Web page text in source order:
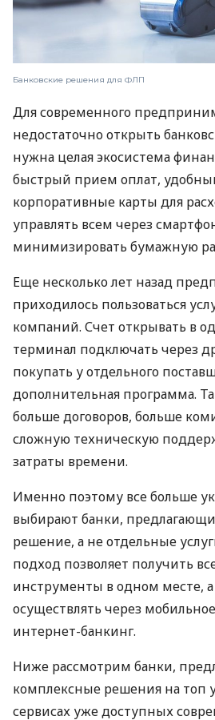
Банковские решения для ФЛП
Для современного
недостаточно открыть
нужна целая экосистема
быстрый прием оплат,
корпоративные карты для
управлять всем через
минимизировать бумажную
Еще несколько лет назад
приходилось пользоваться
компаний. Счет открывать в
терминал подключать через
покупать у отдельного
дополнительная программа.
больше договоров, больше
сложную техническую
затраты времени.
Именно поэтому все больше
выбирают банки,
решение, а не отдельные
подход позволяет получить
инструменты в одном месте,
осуществлять через
интернет-банкинг.
Ниже рассмотрим банки,
комплексные решения на топ
сервисах уже доступных